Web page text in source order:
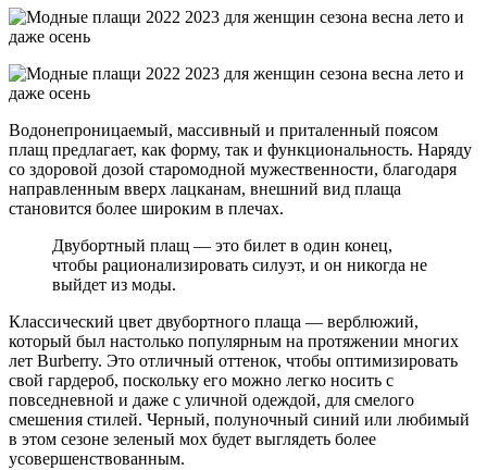
Водонепроницаемый, массивный и приталенный поясом
плащ предлагает, как форму, так и функциональность. Наряду
со здоровой дозой старомодной мужественности, благодаря
направленным вверх лацканам, внешний вид плаща
становится более широким в плечах.
Двубортный плащ — это билет в один конец,
чтобы рационализировать силуэт, и он никогда не
выйдет из моды.
Классический цвет двубортного плаща — верблюжий,
который был настолько популярным на протяжении многих
лет Burberry. Это отличный оттенок, чтобы оптимизировать
свой гардероб, поскольку его можно легко носить с
повседневной и даже с уличной одеждой, для смелого
смешения стилей. Черный, полуночный синий или любимый
в этом сезоне зеленый мох будет выглядеть более
усовершенствованным.